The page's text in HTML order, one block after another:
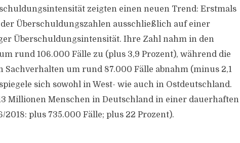
zeigten einen neuen Trend: Erstmals
Überschuldungszahlen ausschließlich auf einer
Überschuldungsintensität. Ihre Zahl nahm in den
rund 106.000 Fälle zu (plus 3,9 Prozent), während die
um rund 87.000 Fälle abnahm (minus 2,1
sich sowohl in West- wie auch in Ostdeutschland.
Millionen Menschen in Deutschland in einer dauerhaften
plus 735.000 Fälle; plus 22 Prozent).